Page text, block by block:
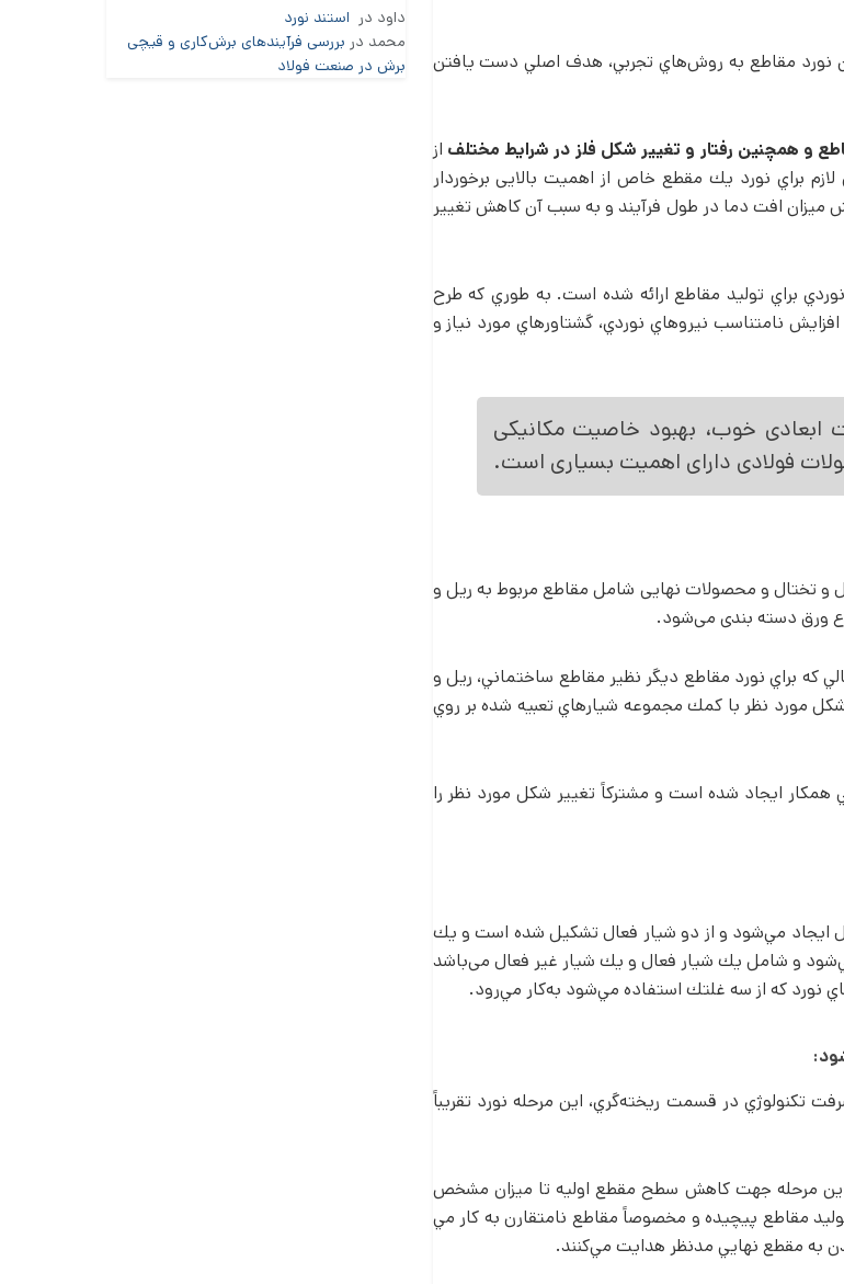
نورد مقاطع به روش­‌هاي تجربي، هدف اصلي دست يافتن
و همچنين رفتار و تغيير شكل فلز در شرايط مختلف از
براي نورد يك مقطع خاص از اهمیت بالایی برخوردار
افت دما در طول فرآيند و به سبب آن كاهش تغيير
براي توليد مقاطع ارائه شده است. به طوري كه طرح
نامتناسب نيروهاي نوردي، گشتاورهاي مورد نياز و
ابعادی خوب، بهبود خاصیت مکانیکی
فولادی دارای اهمیت بسیاری است.
و محصولات نهایی شامل مقاطع مربوط به ریل و
ورق دسته بندی می‌­شود.
كه براي نورد مقاطع ديگر نظير مقاطع ساختماني، ريل و
مورد نظر با كمك مجموعه شيارهاي تعبيه شده بر روي
ايجاد شده است و مشتركاً تغيير شكل مورد نظر را
ايجاد مي­‌شود و از دو شيار فعال تشكيل شده است و يك
و شامل يك شيار فعال و يك شيار غير فعال می­‌باشد
نورد كه از سه غلتك استفاده مي­‌شود به­‌كار مي­‌رود.
تكنولوژي در قسمت ريخته‌­گري، اين مرحله نورد تقريباً
اين مرحله جهت كاهش سطح مقطع اوليه تا ميزان مشخص
توليد مقاطع پيچيده و مخصوصاً مقاطع نامتقارن به كار مي­‌
به مقطع نهايي مدنظر هدايت مي­‌كنند.
داود در استند نورد
محمد در بررسی فرآیندهای برش‌کاری و قیچی
برش در صنعت فولاد